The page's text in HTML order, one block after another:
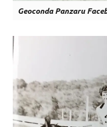
Geoconda Panzaru